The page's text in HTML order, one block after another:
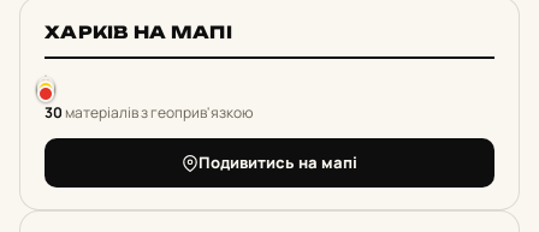
ХАРКІВ НА МАПІ
30матеріалів з геоприв'язкою
Подивитись на мапі